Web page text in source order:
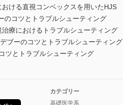
ける直視コンベックスを用いたHJS
のコツとトラブルシューティング
療におけるトラブルシューティング
ブーのコツとトラブルシューティング
ツとトラブルシューティング
カテゴリー
基礎医学系